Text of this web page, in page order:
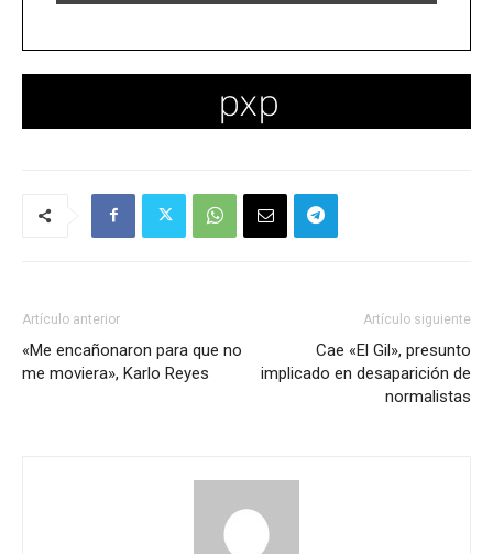
Artículo anterior
«Me encañonaron para que no
me moviera», Karlo Reyes
Artículo siguiente
Cae «El Gil», presunto
implicado en desaparición de
normalistas